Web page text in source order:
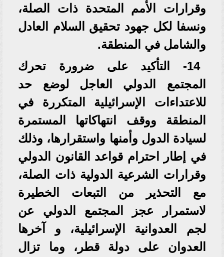
وقرارات الأمم المتحدة ذات الصلة،
ونسفا لكل جهود تحقيق السلام العادل
والشامل في المنطقة.
14- التأكيد على ضرورة تحرك
المجتمع الدولي العاجل لوضع حد
للاعتداءات الإسرائيلية المتكررة في
المنطقة ووقف انتهاكاتها المستمرة
لسيادة الدول وأمنها واستقرارها، وذلك
في إطار احترام قواعد القانون الدولي
وقرارات الشرعية الدولية ذات الصلة،
مع التحذير من التبعات الخطيرة
لاستمرار عجز المجتمع الدولي عن
لجم العدوانية الإسرائيلية، و آخرها
العدوان على دولة قطر، وما تزال